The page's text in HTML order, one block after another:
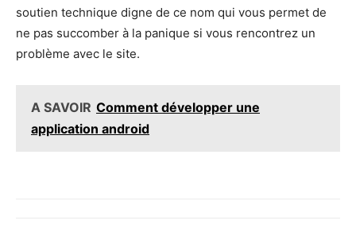
soutien technique digne de ce nom qui vous permet de
ne pas succomber à la panique si vous rencontrez un
problème avec le site.
A SAVOIR Comment développer une
application android